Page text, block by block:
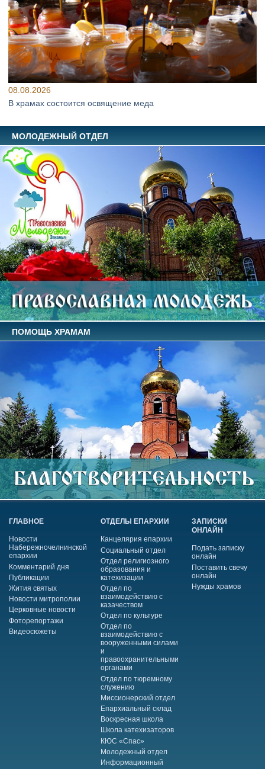
08.08.2026
В храмах состоится освящение меда
МОЛОДЕЖНЫЙ ОТДЕЛ
ПОМОЩЬ ХРАМАМ
ГЛАВНОЕ
Новости
Набережночелнинской
епархии
Комментарий дня
Публикации
Жития святых
Новости митрополии
Церковные новости
Фоторепортажи
Видеосюжеты
ОТДЕЛЫ ЕПАРХИИ
Канцелярия епархии
Социальный отдел
Отдел религиозного
образования и
катехизации
Отдел по
взаимодействию с
казачеством
Отдел по культуре
Отдел по
взаимодействию с
вооруженными силами
и
правоохранительными
органами
Отдел по тюремному
служению
Миссионерский отдел
Епархиальный склад
Воскресная школа
Школа катехизаторов
КЮС «Спас»
Молодежный отдел
Информационный
ЗАПИСКИ
ОНЛАЙН
Подать записку
онлайн
Поставить свечу
онлайн
Нужды храмов